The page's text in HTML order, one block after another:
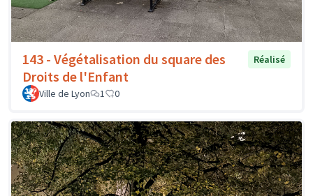
143 - Végétalisation du square des
Droits de l'Enfant
Réalisé
Ville de Lyon 1 0